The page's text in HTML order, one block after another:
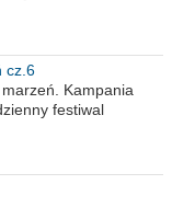
cz.6
Kampania
festiwal